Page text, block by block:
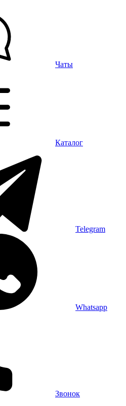
Чаты
Каталог
Telegram
Whatsapp
Звонок